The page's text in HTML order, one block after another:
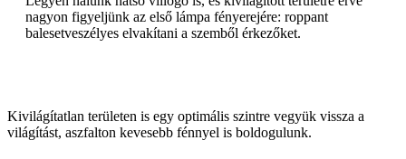
nagyon figyeljünk az első lámpa fényerejére: roppant
balesetveszélyes elvakítani a szemből érkezőket.
Kivilágítatlan területen is egy optimális szintre vegyük vissza a
világítást, aszfalton kevesebb fénnyel is boldogulunk.